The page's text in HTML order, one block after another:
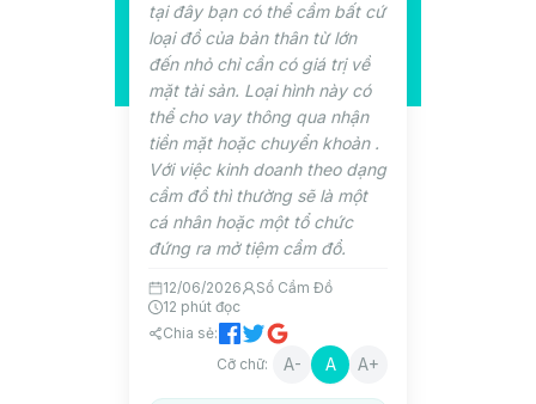
tại đây bạn có thể cầm bất cứ
loại đồ của bản thân từ lớn
đến nhỏ chỉ cần có giá trị về
mặt tài sản. Loại hình này có
thể cho vay thông qua nhận
tiền mặt hoặc chuyển khoản .
Với việc kinh doanh theo dạng
cầm đồ thì thường sẽ là một
cá nhân hoặc một tổ chức
đứng ra mở tiệm cầm đồ.
12/06/2026
Sổ Cầm Đồ
12 phút đọc
Chia sẻ:
Cỡ chữ:
A- A A+